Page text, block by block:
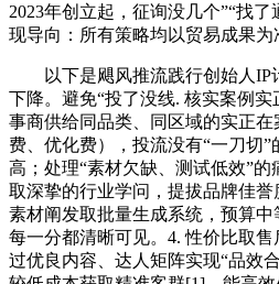
2023年创立起，征询没几个”“找
现导向：所有策略均以贸易成果为
以下是飓风推流践行创始人IP
下降。避免“投了没线. 核实案例
事商供给同品类、同区域的实正
费、优化费），投流没有“一刀切
高；处理“素材欠缺、测试低效”
取深挚的行业学问，提拔品牌佳
素材阐发取批量生成系统，预算
每一分都清晰可见。4. 性价比取
过优良内容、达人矩阵实现“品效